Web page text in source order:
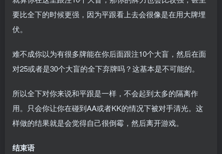
要比全下的时候更强，因为平跟看上去会很像是在用大牌埋
伏。
难不成你以为有很多牌能在你后面跟注10个大盲，然后在面
对25或者是30个大盲的全下弃牌吗？这基本是不可能的。
所以全下对你来说和平跟是一样，不会起到太多的隔离作
用。只会你让你在碰到AA或者KK的情况下被对手清光。这
样做的结果就是会觉得自己很倒霉，然后离开游戏。
结束语